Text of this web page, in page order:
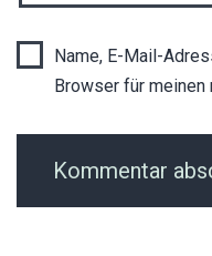
Name, E-Mail-
Browser für meinen